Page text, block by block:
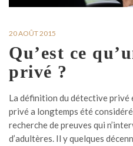
20 AOÛT 2015
Qu’est ce
privé ?
La définition du détective privé
privé a longtemps été
recherche de preuves qui
d’adultères. Il y quelques